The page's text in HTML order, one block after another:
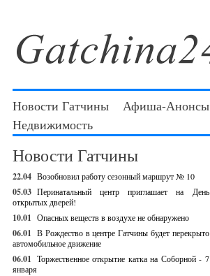
Новости Гатчины Афиша-Анонсы
Недвижимость
Новости Гатчины
22.04 Возобновил работу сезонный маршрут № 10
05.03 Перинатальный центр приглашает на День
открытых дверей!
10.01 Опасных веществ в воздухе не обнаружено
06.01 В Рождество в центре Гатчины будет перекрыто
автомобильное движение
06.01 Торжественное открытие катка на Соборной - 7
января